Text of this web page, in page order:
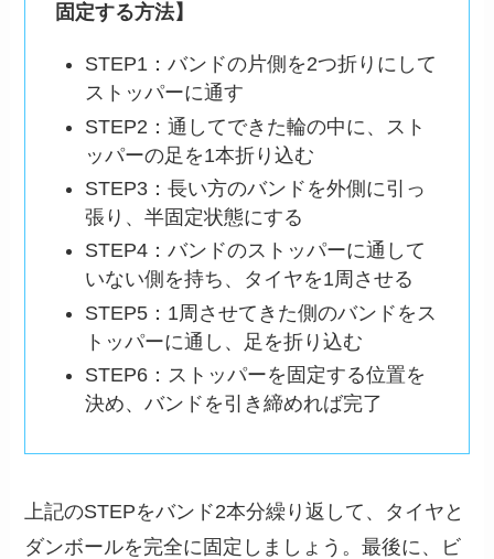
固定する方法】
STEP1：バンドの片側を2つ折りにして
ストッパーに通す
STEP2：通してできた輪の中に、スト
ッパーの足を1本折り込む
STEP3：長い方のバンドを外側に引っ
張り、半固定状態にする
STEP4：バンドのストッパーに通して
いない側を持ち、タイヤを1周させる
STEP5：1周させてきた側のバンドをス
トッパーに通し、足を折り込む
STEP6：ストッパーを固定する位置を
決め、バンドを引き締めれば完了
上記のSTEPをバンド2本分繰り返して、タイヤと
ダンボールを完全に固定しましょう。最後に、ビ